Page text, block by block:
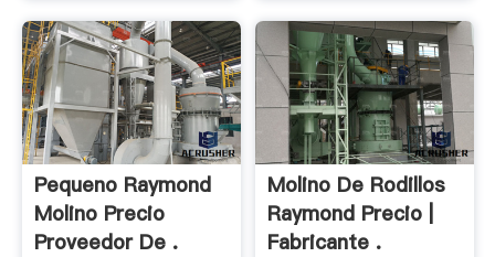
Pequeno Raymond
Molino Precio
Proveedor De .
Molino De Rodillos
Raymond Precio |
Fabricante .